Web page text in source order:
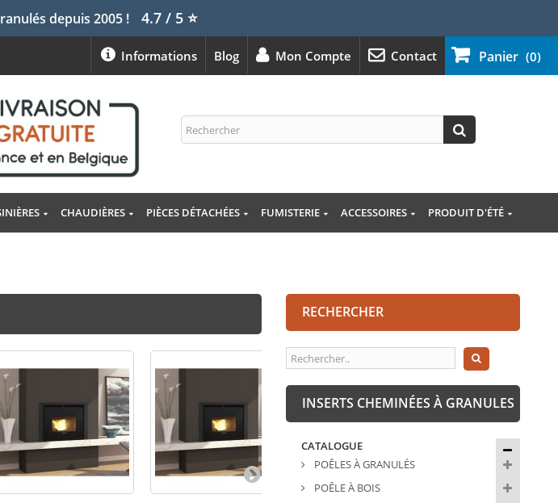
depuis 2005 ! 4.7 / 5⭐
Panier (0)
Contact
Mon Compte
Blog
Informations
CHAUDIÈRES PIÈCES DÉTACHÉES FUMISTERIE ACCESSOIRES PRODUIT D'ÉTÉ
RECHERCHER
INSERTS CHEMINÉES À GRANULES
CATALOGUE
POÊLES À GRANULÉS
POÊLE À BOIS